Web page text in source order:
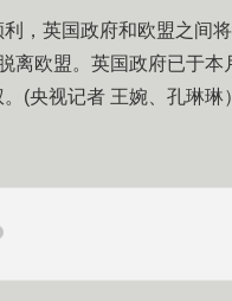
，英国政府和欧盟之间
离欧盟。英国政府已于
(央视记者 王婉、孔琳琳）